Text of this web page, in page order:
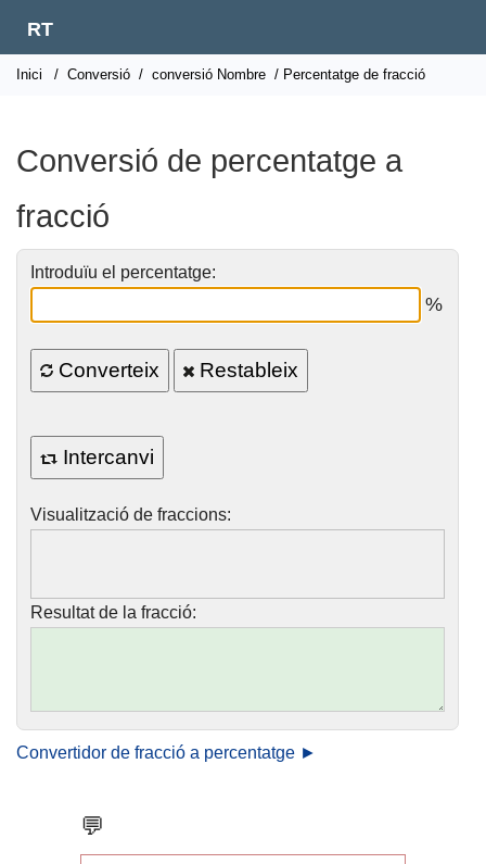
RT
Inici / Conversió / conversió Nombre / Percentatge de fracció
Conversió de percentatge a
fracció
Introduïu el percentatge:
%
Converteix Restableix
Intercanvi
Visualització de fraccions:
Resultat de la fracció:
Convertidor de fracció a percentatge ►
💬